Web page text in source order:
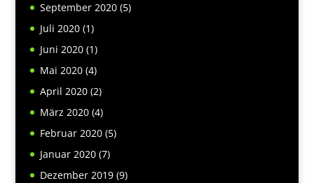
September 2020(5)
Juli 2020(1)
Juni 2020(1)
Mai 2020(4)
April 2020(2)
März 2020(4)
Februar 2020(5)
Januar 2020(7)
Dezember 2019(9)